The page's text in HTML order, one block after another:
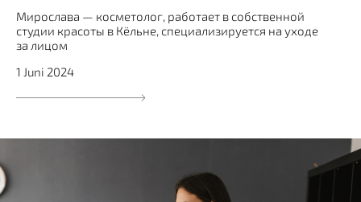
Мирослава — косметолог, работает в собственной
студии красоты в Кёльне, специализируется на уходе
за лицом
1 Juni 2024